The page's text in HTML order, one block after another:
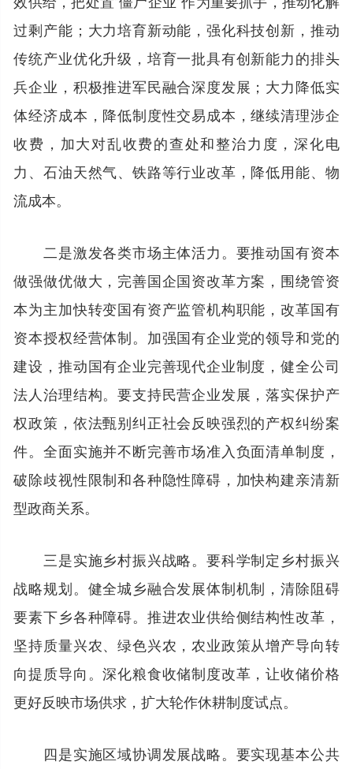
过剩产能；大力培育新动能，强化科技创新，推动
传统产业优化升级，培育一批具有创新能力的排头
兵企业，积极推进军民融合深度发展；大力降低实
体经济成本，降低制度性交易成本，继续清理涉企
收费，加大对乱收费的查处和整治力度，深化电
力、石油天然气、铁路等行业改革，降低用能、物
流成本。
二是激发各类市场主体活力。要推动国有资本
做强做优做大，完善国企国资改革方案，围绕管资
本为主加快转变国有资产监管机构职能，改革国有
资本授权经营体制。加强国有企业党的领导和党的
建设，推动国有企业完善现代企业制度，健全公司
法人治理结构。要支持民营企业发展，落实保护产
权政策，依法甄别纠正社会反映强烈的产权纠纷案
件。全面实施并不断完善市场准入负面清单制度，
破除歧视性限制和各种隐性障碍，加快构建亲清新
型政商关系。
三是实施乡村振兴战略。要科学制定乡村振兴
战略规划。健全城乡融合发展体制机制，清除阻碍
要素下乡各种障碍。推进农业供给侧结构性改革，
坚持质量兴农、绿色兴农，农业政策从增产导向转
向提质导向。深化粮食收储制度改革，让收储价格
更好反映市场供求，扩大轮作休耕制度试点。
四是实施区域协调发展战略。要实现基本公共